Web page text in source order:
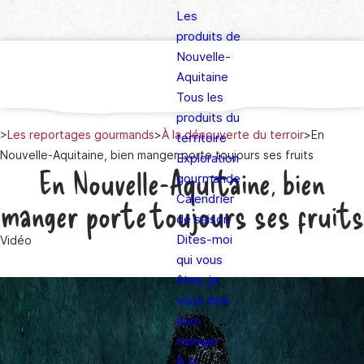
Les
produits de
Nouvelle-
Aquitaine
Tous les
produits du
territoire
Exploration
gourmande
Calendrier
de saison
Dites-moi
qui vous
êtes, je
vous dirai
quoi
manger
>Les reportages gourmands>À la découverte du terroir>En
Nouvelle-Aquitaine, bien manger porte toujours ses fruits
En Nouvelle-Aquitaine, bien
manger porte toujours ses fruits
Vidéo